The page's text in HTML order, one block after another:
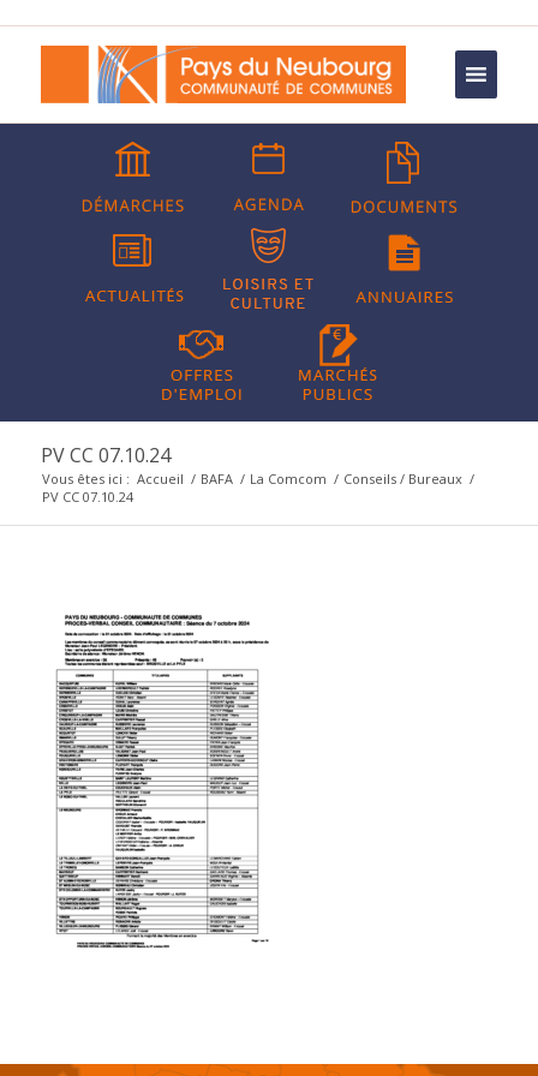
PV CC 07.10.24
Vous êtes ici : Accueil / BAFA / La Comcom / Conseils / Bureaux /
PV CC 07.10.24